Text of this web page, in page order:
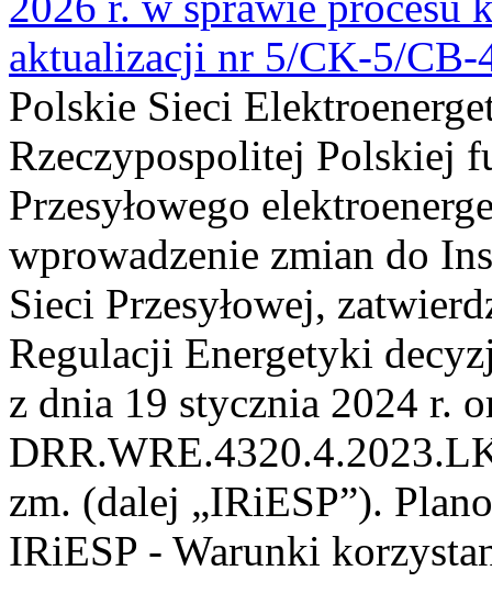
aktualizacji nr 5/CK-5/CB-
Polskie Sieci
Rzeczypospolitej Polskiej
Przesyłowego
wprowadzenie zmian do
Sieci Przesyłowej,
Regulacji Energetyki
z dnia 19 stycznia 2024 r.
zm. (dalej „IRiESP”).
IRiESP - Warunki